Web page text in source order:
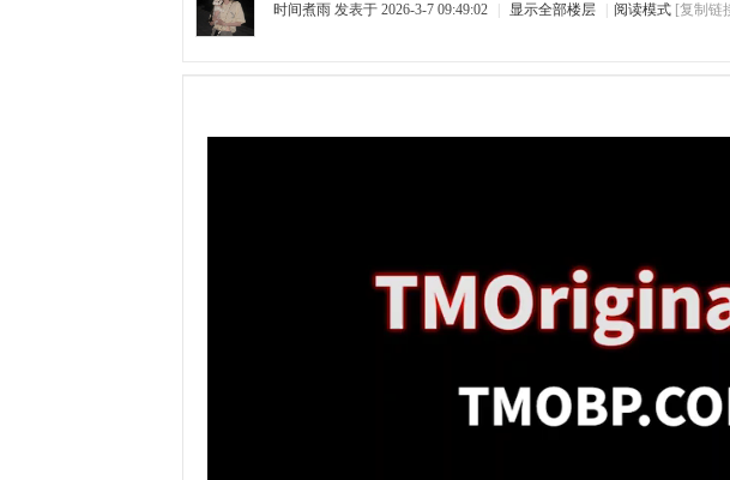
› › ›
时间煮雨 发表于 2026-3-7 09:49:02 显示全部楼层 阅读模式 [复制链